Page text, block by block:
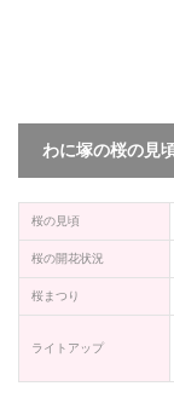
わに塚の桜の見
桜の見頃
桜の開花状況
桜まつり
ライトアップ